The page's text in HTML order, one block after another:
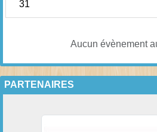
31
Aucun évènement
PARTENAIRES